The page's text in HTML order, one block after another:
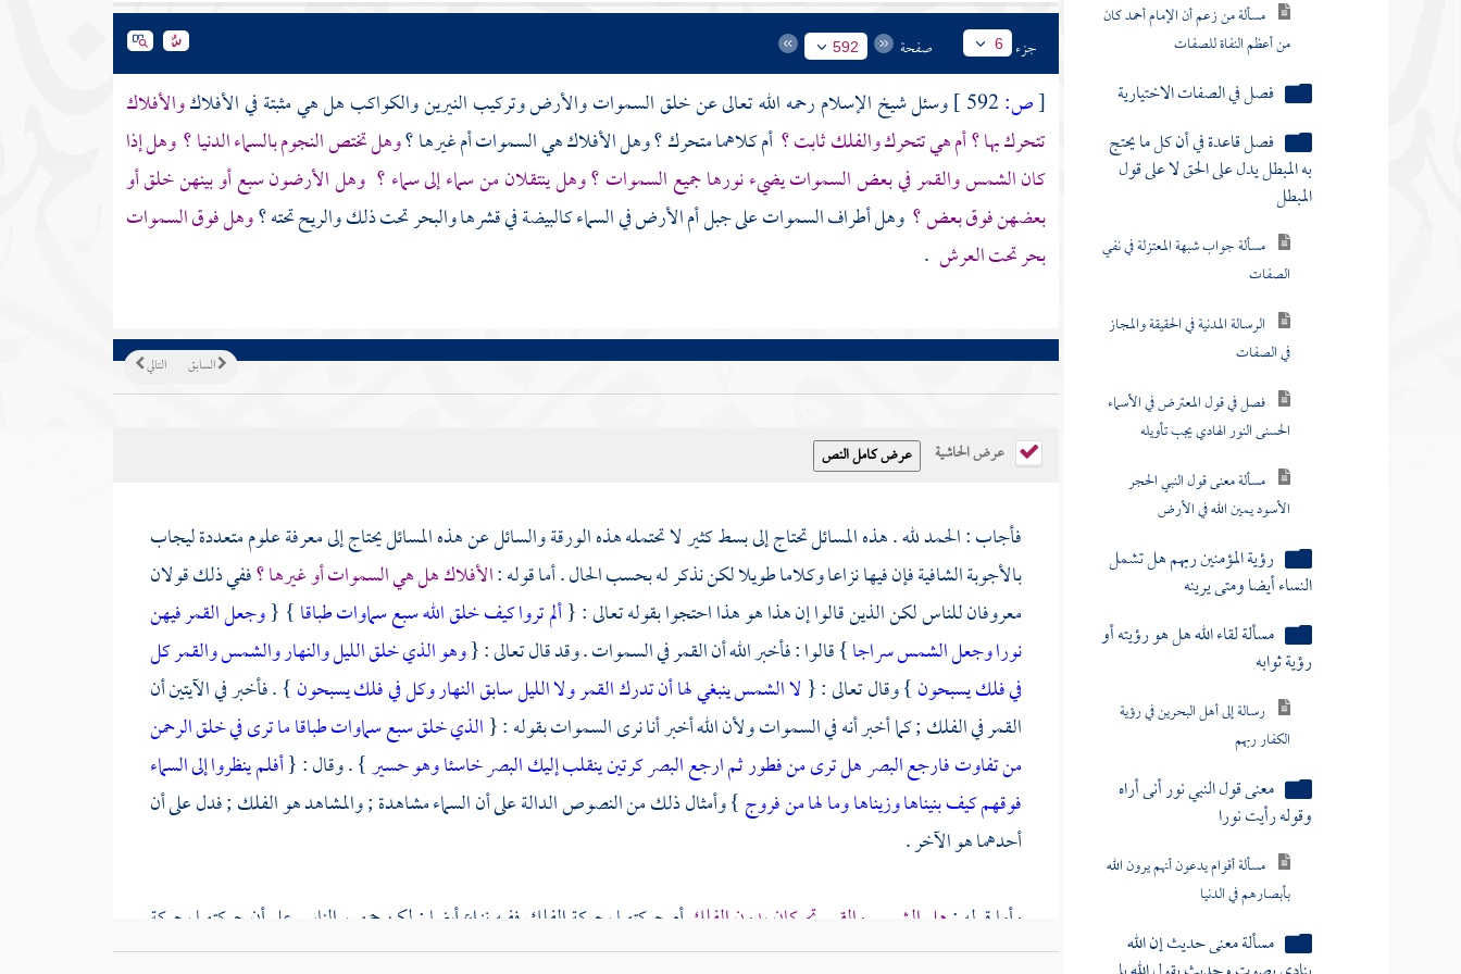
مسألة من زعم أن الإمام أحمد كان
من أعظم النفاة للصفات
فصل في الصفات الاختيارية
فصل قاعدة في أن كل ما يحتج
به المبطل يدل على الحق لا على قول
المبطل
مسألة جواب شبهة المعتزلة في نفي
الصفات
الرسالة المدنية في الحقيقة والمجاز
في الصفات
فصل في قول المعترض في الأسماء
الحسنى النور الهادي يجب تأويله
مسألة معنى قول النبي الحجر
الأسود يمين الله في الأرض
رؤية المؤمنين ربهم هل تشمل
النساء أيضا ومتى يرينه
مسألة لقاء الله هل هو رؤيته أو
رؤية ثوابه
رسالة إلى أهل البحرين في رؤية
الكفار ربهم
معنى قول النبي نور أنى أراه
وقوله رأيت نورا
مسألة أقوام يدعون أنهم يرون الله
بأبصارهم في الدنيا
مسألة معنى حديث إن الله
جزء 6 صفحة 592
[ص: وسئلشيخ الإسلامرحمه الله تعالى عن خلق السموات والأرض وتركيب النيرين والكواكب هل هي مثبتة في الأفلاكوالأفلاك
تتحرك بها ؟ أم هي تتحرك والفلك ثابت ؟ أم كلاهما متحرك ؟ وهل الأفلاك هي السموات أم غيرها ؟وهل تختص النجوم بالسماء الدنيا ؟وهل إذا
كان الشمس والقمر في بعض السموات يضيء نورها جميع السموات ؟ وهل ينتقلان من سماء إلى سماء ؟ وهل الأرضون سبع أو بينهن خلق أو
بعضهن فوق بعض ؟ وهل أطراف السموات على جبل أم الأرض في السماء كالبيضة في قشرها والبحر تحت ذلك والريح تحته ؟وهل فوق السموات
بحر تحت العرش .
التالي السابق
عرض الحاشية
فأجاب : الحمد لله . هذه المسائل تحتاج إلى بسط كثير لا تحتمله هذه الورقة والسائل عن هذه المسائل يحتاج إلى معرفة علوم متعددة ليجاب
بالأجوبة الشافية فإن فيها نزاعا وكلاما طويلا لكن نذكر له بحسب الحال . أما قوله :الأفلاك هل هي السموات أو غيرها ؟ففي ذلك قولان
معروفان للناس لكن الذين قالوا إن هذا هو هذا احتجوا بقوله تعالى : {ألم تروا كيف خلق الله سبع سماوات طباقا} {وجعل القمر فيهن
نورا وجعل الشمس سراجا} قالوا : فأخبر الله أن القمر في السموات . وقد قال تعالى : {وهو الذي خلق الليل والنهار والشمس والقمر كل
في فلك يسبحون} وقال تعالى : {لا الشمس ينبغي لها أن تدرك القمر ولا الليل سابق النهار وكل في فلك يسبحون} . فأخبر في الآيتين أن
القمر في الفلك ; كما أخبر أنه في السموات ولأن الله أخبر أنا نرى السموات بقوله : {الذي خلق سبع سماوات طباقا ما ترى في خلق الرحمن
من تفاوت فارجع البصر هل ترى من فطورثم ارجع البصر كرتين ينقلب إليك البصر خاسئا وهو حسير} . وقال : {أفلم ينظروا إلى السماء
فوقهم كيف بنيناها وزيناها وما لها من فروج} وأمثال ذلك من النصوص الدالة على أن السماء مشاهدة ; والمشاهد هو الفلك ; فدل على أن
أحدهما هو الآخر .
وأما قوله :هل الشمس والقمر تحركان بدون الفلكأم حركتهما بحركة الفلك ففيه نزاع أيضا ; لكن جمهور الناس على أن حركتهما بحركة
الفلك . وأما قوله تعالى {كل في فلك يسبحون} فلا يمنع أن يكون ما ذكره من أنهم يسبحون تابعا لحركة الفلك كما في الليل والنهار فإن